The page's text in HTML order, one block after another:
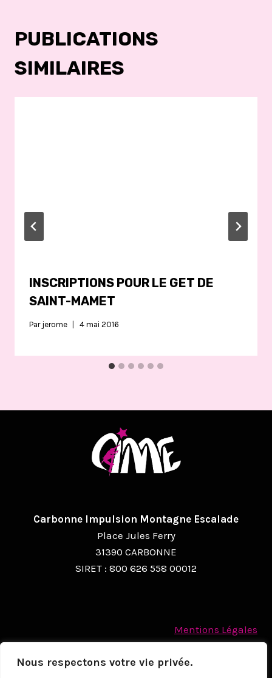
Nous respectons votre vie privée.
PUBLICATIONS
SIMILAIRES
INSCRIPTIONS POUR LE GET DE
SAINT-MAMET
Par jerome 4 mai 2016
Carbonne Impulsion Montagne Escalade
Place Jules Ferry
31390 CARBONNE
SIRET : 800 626 558 00012
Mentions Légales
Politique des cookies
Protection des Données à caractère personnel